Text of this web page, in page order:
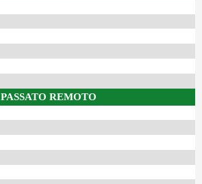
PASSATO REMOTO